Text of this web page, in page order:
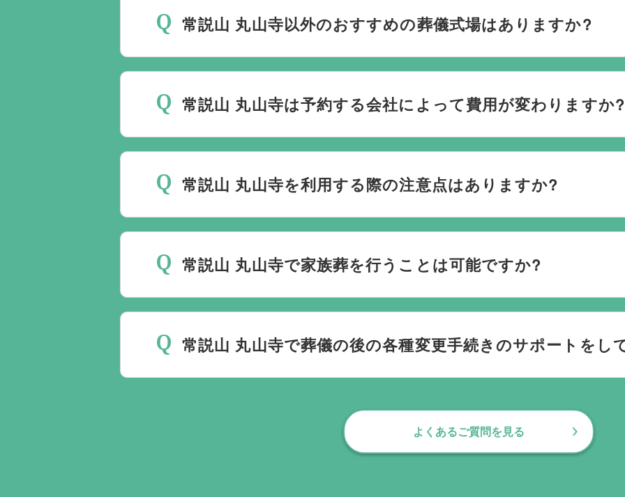
理に自社会館を勧めることなく柔軟にご提案ができます。
常説山 丸山寺以外のおすすめの葬儀式場はありますか?
はなく、近年では自宅でご葬儀を行う自宅葬を選ばれる方もいます。私たちは自宅での
常説山 丸山寺は予約する会社によって費用が変わりますか?
常説山 丸山寺を利用する際の注意点はありますか?
ください。
常説山 丸山寺で家族葬を行うことは可能ですか?
常説山 丸山寺で葬儀の後の各種変更手続きのサポートをし
よくあるご質問を見る